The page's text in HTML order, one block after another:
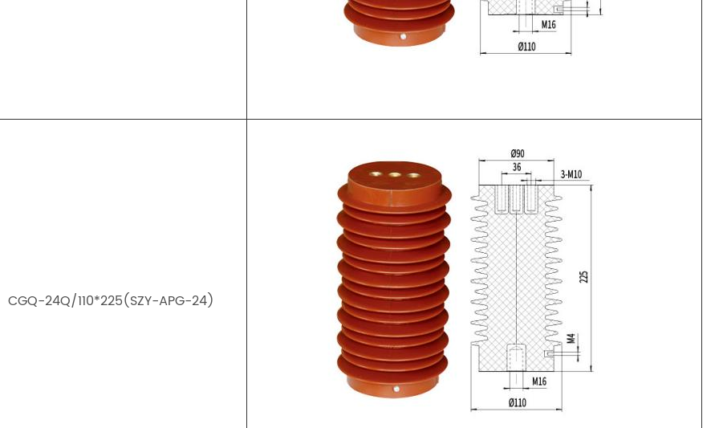
CGQ-24Q/110*225(SZY-APG-24)